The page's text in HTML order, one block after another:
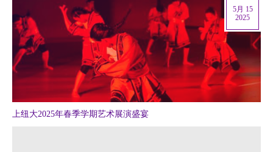
上纽大2025年春季学期艺术展演盛宴
5月 15
2025